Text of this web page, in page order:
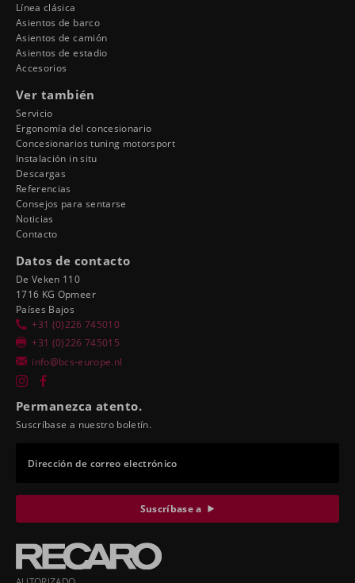
Línea clásica
Asientos de barco
Asientos de camión
Asientos de estadio
Accesorios
Ver también
Servicio
Ergonomía del concesionario
Concesionarios tuning motorsport
Instalación in situ
Descargas
Referencias
Consejos para sentarse
Noticias
Contacto
Datos de contacto
De Veken 110
1716 KG Opmeer
Países Bajos
+31 (0)226 745010
+31 (0)226 745015
info@bcs-europe.nl
Permanezca atento.
Suscríbase a nuestro boletín.
Dirección de correo electrónico
Suscríbase a